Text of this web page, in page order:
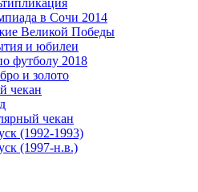
в Сочи 2014
Великой Победы
и юбилеи
футболу 2018
и золото
чекан
чекан
(1992-1993)
(1997-н.в.)